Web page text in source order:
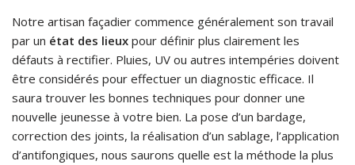
Notre artisan façadier commence généralement son travail
par un état des lieux pour définir plus clairement les
défauts à rectifier. Pluies, UV ou autres intempéries doivent
être considérés pour effectuer un diagnostic efficace. Il
saura trouver les bonnes techniques pour donner une
nouvelle jeunesse à votre bien. La pose d’un bardage,
correction des joints, la réalisation d’un sablage, l’application
d’antifongiques, nous saurons quelle est la méthode la plus